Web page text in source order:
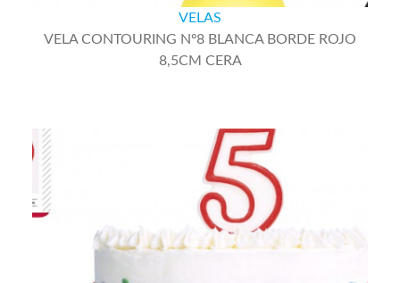
VELA CONTOURING Nº8 BLANCA BORDE ROJO
8,5CM CERA